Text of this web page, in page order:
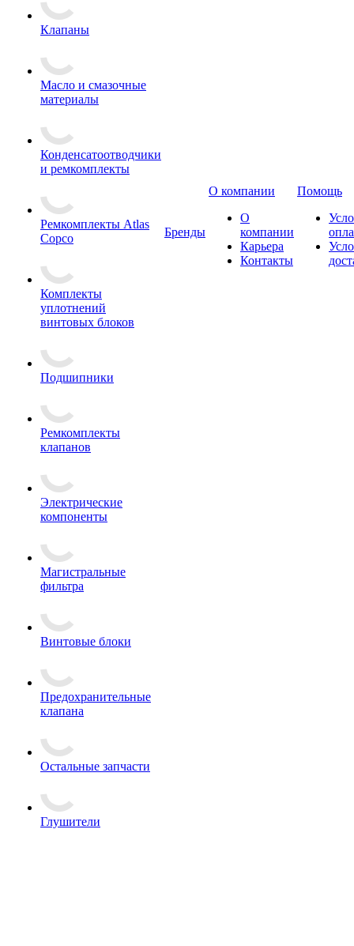
Клапаны
Масло и смазочные
материалы
Конденсатоотводчики
и ремкомплекты
Ремкомплекты Atlas
Copco
Комплекты
уплотнений
винтовых блоков
Подшипники
Ремкомплекты
клапанов
Электрические
компоненты
Магистральные
фильтра
Винтовые блоки
Предохранительные
клапана
Остальные запчасти
Глушители
Бренды
О компании
О
компании
Карьера
Контакты
Помощь